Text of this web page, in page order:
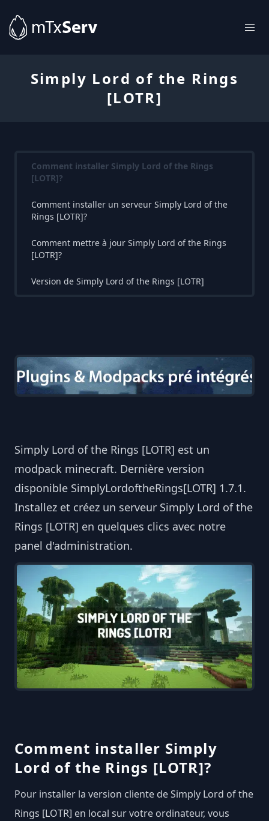
Simply Lord of the Rings
[LOTR]
Comment installer Simply Lord of the Rings
[LOTR]?
Comment installer un serveur Simply Lord of the
Rings [LOTR]?
Comment mettre à jour Simply Lord of the Rings
[LOTR]?
Version de Simply Lord of the Rings [LOTR]
Simply Lord of the Rings [LOTR] est un
modpack minecraft. Dernière version
disponible SimplyLordoftheRings[LOTR] 1.7.1.
Installez et créez un serveur Simply Lord of the
Rings [LOTR] en quelques clics avec notre
panel d'administration.
Comment installer Simply
Lord of the Rings [LOTR]?
Pour installer la version cliente de Simply Lord of the
Rings [LOTR] en local sur votre ordinateur, vous